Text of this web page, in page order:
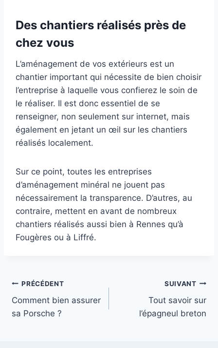
Des chantiers réalisés près de
chez vous
L’aménagement de vos extérieurs est un
chantier important qui nécessite de bien choisir
l’entreprise à laquelle vous confierez le soin de
le réaliser. Il est donc essentiel de se
renseigner, non seulement sur internet, mais
également en jetant un œil sur les chantiers
réalisés localement.
Sur ce point, toutes les entreprises
d’aménagement minéral ne jouent pas
nécessairement la transparence. D’autres, au
contraire, mettent en avant de nombreux
chantiers réalisés aussi bien à Rennes qu’à
Fougères ou à Liffré.
Navigation
de
PRÉCÉDENT
Comment bien assurer
sa Porsche ?
SUIVANT
Tout savoir sur
l’épagneul breton